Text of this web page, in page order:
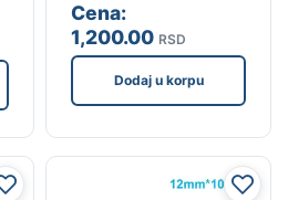
Cena:
1,200.00 RSD
Dodaj u korpu